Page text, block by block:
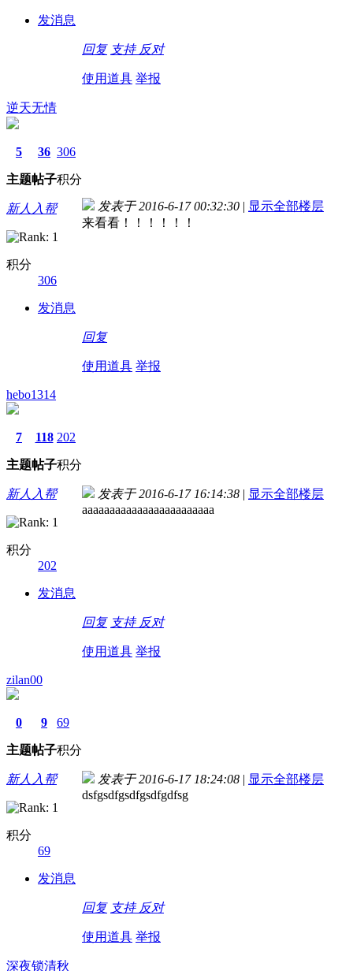
发消息
回复 支持 反对
使用道具 举报
逆天无情
5
主题
36
帖子
306
积分
新人入帮
积分
306
发消息
发表于 2016-6-17 00:32:30 | 显示全部楼层
来看看！！！！！！
回复
使用道具 举报
hebo1314
7
主题
118
帖子
202
积分
新人入帮
积分
202
发消息
发表于 2016-6-17 16:14:38 | 显示全部楼层
aaaaaaaaaaaaaaaaaaaaaaaa
回复 支持 反对
使用道具 举报
zilan00
0
主题
9
帖子
69
积分
新人入帮
积分
69
发消息
发表于 2016-6-17 18:24:08 | 显示全部楼层
dsfgsdfgsdfgsdfgdfsg
回复 支持 反对
使用道具 举报
深夜锁清秋